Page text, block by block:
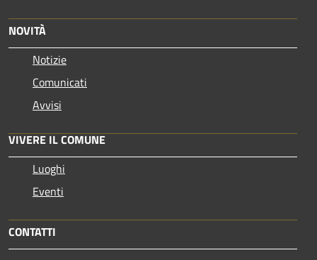
NOVITÀ
Notizie
Comunicati
Avvisi
VIVERE IL COMUNE
Luoghi
Eventi
CONTATTI